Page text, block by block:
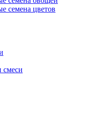
семена цветов
смеси